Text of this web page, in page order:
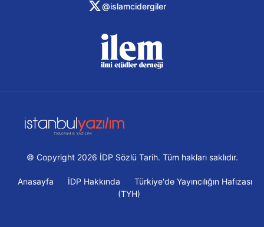
@islamcidergiler
© Copyright 2026 İDP Sözlü Tarih. Tüm hakları saklıdır.
Anasayfa İDP Hakkında
Türkiye'de Yayıncılığın Hafızası
(TYH)